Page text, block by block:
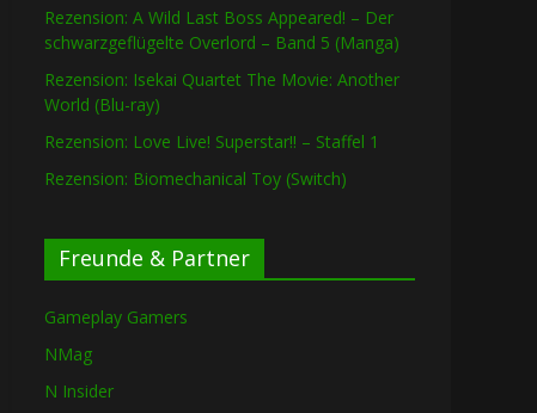
Rezension: A Wild Last Boss Appeared! – Der
schwarzgeflügelte Overlord – Band 5 (Manga)
Rezension: Isekai Quartet The Movie: Another
World (Blu-ray)
Rezension: Love Live! Superstar!! – Staffel 1
Rezension: Biomechanical Toy (Switch)
Freunde & Partner
Gameplay Gamers
NMag
N Insider